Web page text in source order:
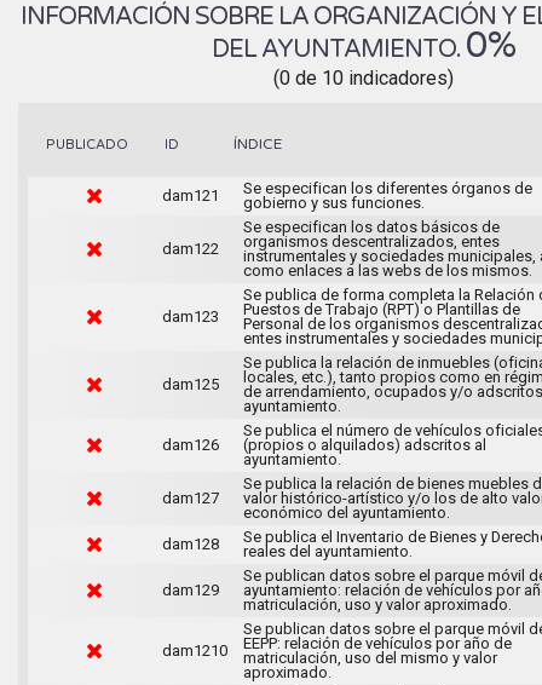
INFORMACIÓN SOBRE LA ORGANIZACIÓN Y
DEL AYUNTAMIENTO. 0%
(0 de 10 indicadores)
PUBLICADO ID ÍNDICE
dam121
Se especifican los diferentes órganos de
gobierno y sus funciones.
dam122
Se especifican los datos básicos de
organismos descentralizados, entes
instrumentales y sociedades municipales,
como enlaces a las webs de los mismos.
dam123
Se publica de forma completa la Relación
Puestos de Trabajo (RPT) o Plantillas de
Personal de los organismos
entes instrumentales y sociedades
dam125
Se publica la relación de inmuebles
locales, etc.), tanto propios como en
de arrendamiento, ocupados y/o
ayuntamiento.
dam126
Se publica el número de vehículos
(propios o alquilados) adscritos al
ayuntamiento.
dam127
Se publica la relación de bienes muebles
valor histórico-artístico y/o los de alto
económico del ayuntamiento.
dam128
Se publica el Inventario de Bienes y
reales del ayuntamiento.
dam129
Se publican datos sobre el parque móvil
ayuntamiento: relación de vehículos por
matriculación, uso y valor aproximado.
dam1210
Se publican datos sobre el parque móvil
EEPP: relación de vehículos por año de
matriculación, uso del mismo y valor
aproximado.